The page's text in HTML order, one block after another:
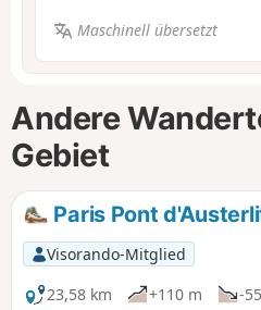
Maschinell übersetzt
Andere
Gebiet
Paris Pont
Visorando-Mitglied
23,58 km
+110 m
-